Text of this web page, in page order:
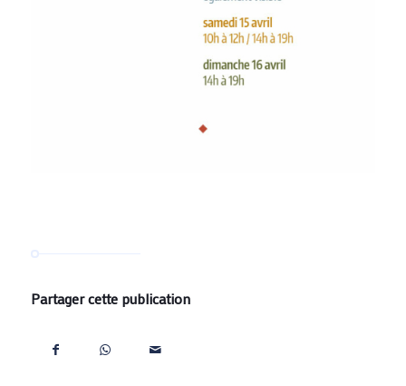
Partager cette publication